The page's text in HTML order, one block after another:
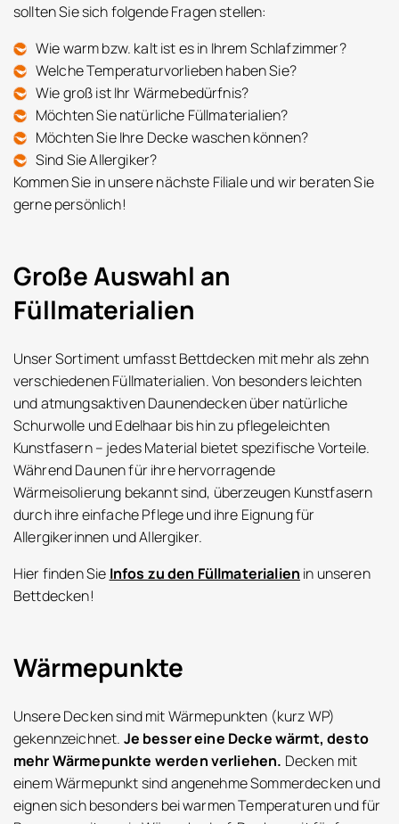
sollten Sie sich folgende Fragen stellen:
Wie warm bzw. kalt ist es in Ihrem Schlafzimmer?
Welche Temperaturvorlieben haben Sie?
Wie groß ist Ihr Wärmebedürfnis?
Möchten Sie natürliche Füllmaterialien?
Möchten Sie Ihre Decke waschen können?
Sind Sie Allergiker?
Kommen Sie in unsere nächste Filiale und wir beraten Sie
gerne persönlich!
Große Auswahl an
Füllmaterialien
Unser Sortiment umfasst Bettdecken mit mehr als zehn
verschiedenen Füllmaterialien. Von besonders leichten
und atmungsaktiven Daunendecken über natürliche
Schurwolle und Edelhaar bis hin zu pflegeleichten
Kunstfasern – jedes Material bietet spezifische Vorteile.
Während Daunen für ihre hervorragende
Wärmeisolierung bekannt sind, überzeugen Kunstfasern
durch ihre einfache Pflege und ihre Eignung für
Allergikerinnen und Allergiker.
Hier finden Sie Infos zu den Füllmaterialien in unseren
Bettdecken!
Wärmepunkte
Unsere Decken sind mit Wärmepunkten (kurz WP)
gekennzeichnet. Je besser eine Decke wärmt, desto
mehr Wärmepunkte werden verliehen. Decken mit
einem Wärmepunkt sind angenehme Sommerdecken und
eignen sich besonders bei warmen Temperaturen und für